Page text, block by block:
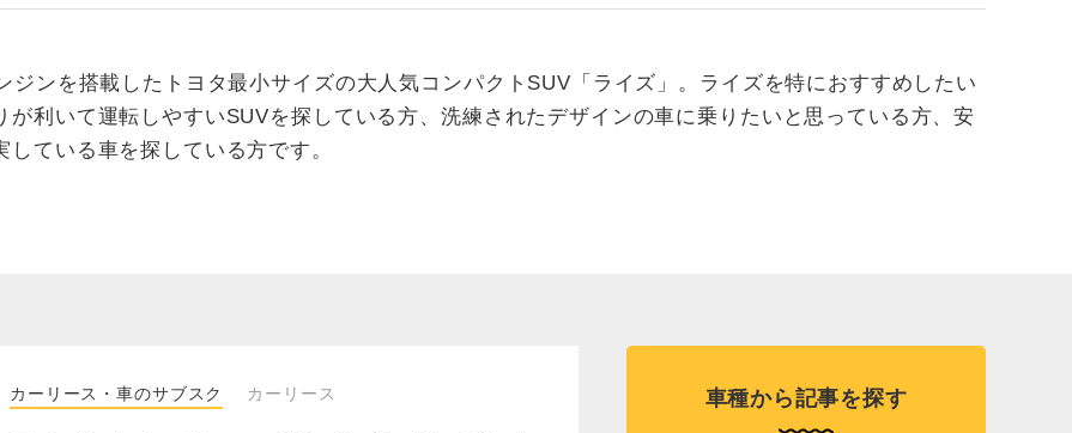
ジンを搭載したトヨタ最小サイズの大人気コンパクトSUV「ライズ」。ライズを特におすすめしたい
が利いて運転しやすいSUVを探している方、洗練されたデザインの車に乗りたいと思っている方、安
している車を探している方です。
カーリース・車のサブスク カーリース 車種から記事を探す